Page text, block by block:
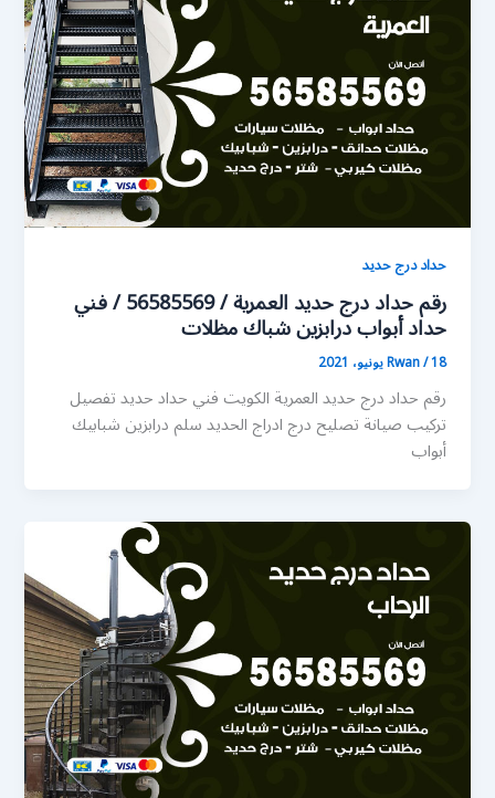
حداد درج حديد
رقم حداد درج حديد العمرية / 56585569 / فني
حداد أبواب درابزين شباك مظلات
Rwan/18 يونيو، 2021
رقم حداد درج حديد العمرية الكويت فني حداد حديد تفصيل
تركيب صيانة تصليح درج ادراج الحديد سلم درابزين شبابيك
أبواب